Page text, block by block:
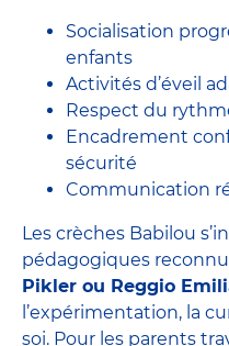
Socialisation
enfants
Activités d’éveil
Respect du
Encadrement
sécurité
Communication
Les crèches Babilou
pédagogiques
Pikler ou Reggio
l’expérimentation, la
soi. Pour les parents